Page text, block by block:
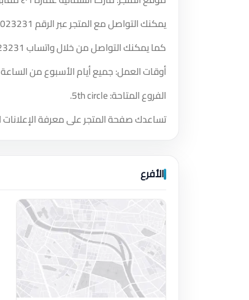
يمكنك التواصل مع المتجر عبر الرقم
كما يمكنك التواصل من خلال واتساب
أوقات العمل: جميع أيام الأسبوع من الساعة 11:00 صباحًا حتى الساعة 3:00 مساءً.
الفروع المتاحة: 5th circle.
تساعدك صفحة المتجر على معرفة
الأفرع